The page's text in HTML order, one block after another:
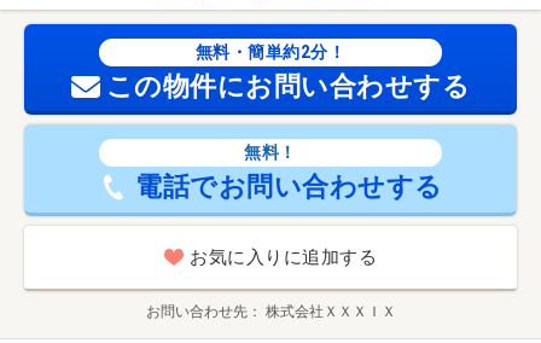
無料・簡単約2分！
この物件にお問い合わせする
無料！
電話でお問い合わせする
お気に入りに追加する
お問い合わせ先 株式会社ＸＸＸＩＸ